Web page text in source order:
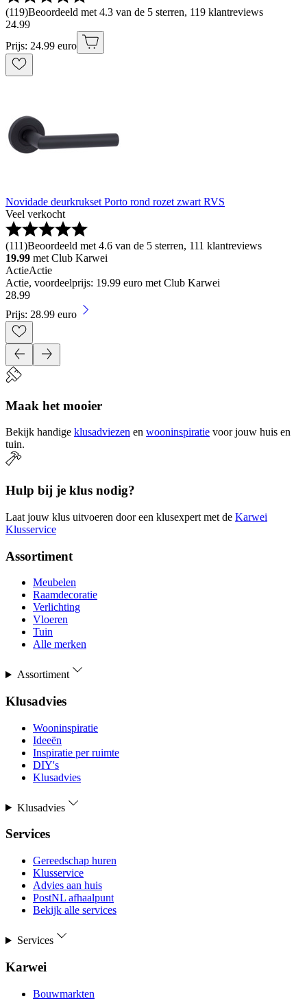
(119)Beoordeeld met 4.3 van de 5 sterren, 119 klantreviews
24.99
Prijs: 24.99 euro
Novidade deurkrukset Porto rond rozet zwart RVS
Veel verkocht
(111)Beoordeeld met 4.6 van de 5 sterren, 111 klantreviews
19.99 met Club Karwei
ActieActie
Actie, voordeelprijs: 19.99 euro met Club Karwei
28.99
Prijs: 28.99 euro
Maak het mooier
Bekijk handige klusadviezen en wooninspiratie voor jouw huis en
tuin.
Hulp bij je klus nodig?
Laat jouw klus uitvoeren door een klusexpert met de Karwei
Klusservice
Assortiment
Meubelen
Raamdecoratie
Verlichting
Vloeren
Tuin
Alle merken
Assortiment
Klusadvies
Wooninspiratie
Ideeën
Inspiratie per ruimte
DIY's
Klusadvies
Klusadvies
Services
Gereedschap huren
Klusservice
Advies aan huis
PostNL afhaalpunt
Bekijk alle services
Services
Karwei
Bouwmarkten